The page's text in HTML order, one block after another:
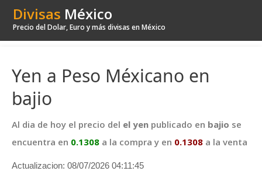
Divisas México
Precio del Dolar, Euro y más divisas en México
Yen a Peso Méxicano en
bajio
Al dia de hoy el precio del el yen publicado en bajio se
encuentra en 0.1308 a la compra y en 0.1308 a la venta
Actualizacion: 08/07/2026 04:11:45